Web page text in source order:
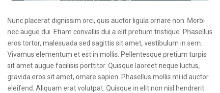
Nunc placerat dignissim orci, quis auctor ligula ornare non. Morbi
nec augue dui. Etiam convallis dui a elit pretium tristique. Phasellus
eros tortor, malesuada sed sagittis sit amet, vestibulum in sem.
Vivamus elementum et est in mollis. Pellentesque pretium turpis
sit amet augue facilisis porttitor. Quisque laoreet neque luctus,
gravida eros sit amet, ornare sapien. Phasellus mollis mi id auctor
eleifend. Aliquam erat volutpat. Quisque in elit non nisl hendrerit